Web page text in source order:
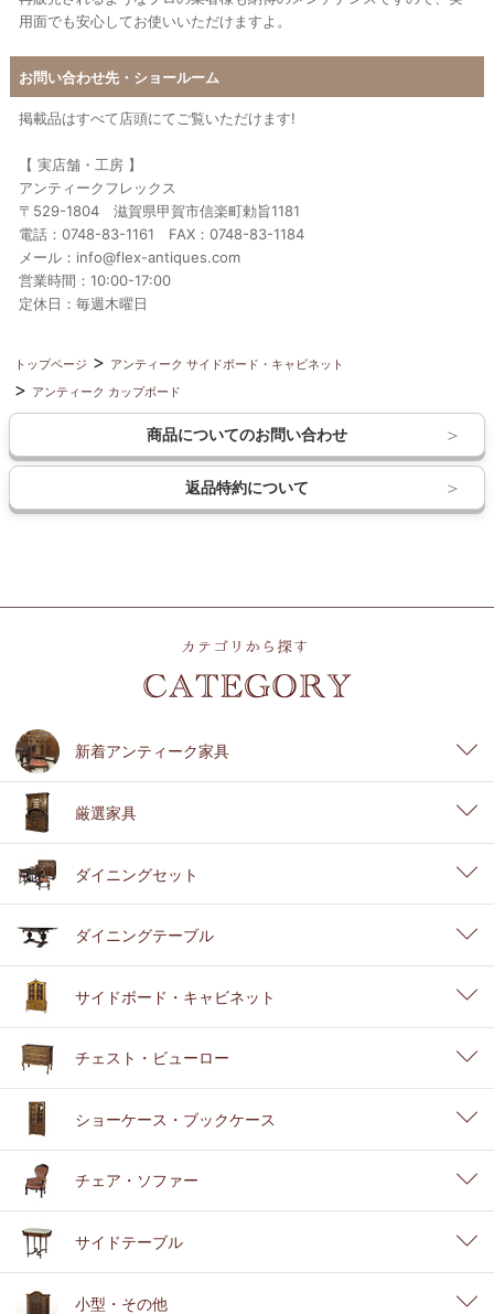
用面でも安心してお使いいただけますよ。
お問い合わせ先・ショールーム
掲載品はすべて店頭にてご覧いただけます!
【 実店舗・工房 】
アンティークフレックス
〒529-1804 滋賀県甲賀市信楽町勅旨1181
電話：0748-83-1161 FAX：0748-83-1184
メール：info@flex-antiques.com
営業時間：10:00-17:00
定休日：毎週木曜日
トップページ
アンティーク サイドボード・キャビネット
アンティーク カップボード
商品についてのお問い合わせ
返品特約について
新着アンティーク家具
厳選家具
ダイニングセット
ダイニングテーブル
サイドボード・キャビネット
チェスト・ビューロー
ショーケース・ブックケース
チェア・ソファー
サイドテーブル
小型・その他